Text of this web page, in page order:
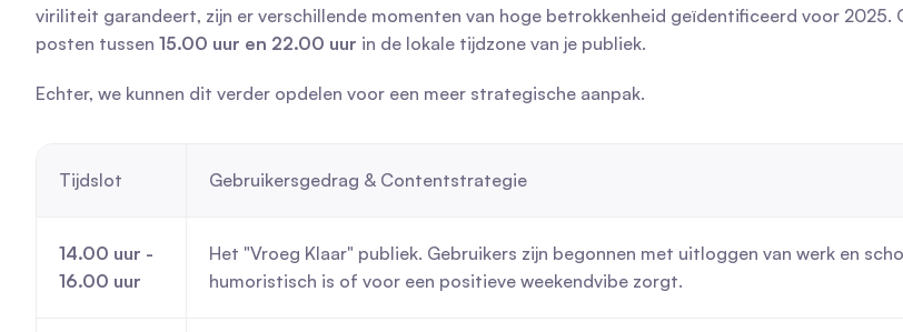
viriliteit garandeert, zijn er verschillende momenten van hoge betrokkenheid geïdentificeerd voor
posten tussen 15.00 uur en 22.00 uur in de lokale tijdzone van je publiek.
Echter, we kunnen dit verder opdelen voor een meer strategische aanpak.
Tijdslot Gebruikersgedrag & Contentstrategie
14.00 uur -
16.00 uur
Het "Vroeg Klaar" publiek. Gebruikers zijn begonnen met uitloggen van werk en
humoristisch is of voor een positieve weekendvibe zorgt.